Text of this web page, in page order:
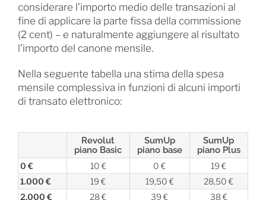
considerare l’importo medio delle transazioni al
fine di applicare la parte fissa della commissione
(2 cent) – e naturalmente aggiungere al risultato
l’importo del canone mensile.
Nella seguente tabella una stima della spesa
mensile complessiva in funzioni di alcuni importi
di transato elettronico:
Revolut
piano Basic
SumUp
piano base
SumUp
piano Plus
0 € 10 € 0 €
19 €
1.000 €
19 € 19,50 €
28,50 €
2.000 €
28 € 39 € 38 €